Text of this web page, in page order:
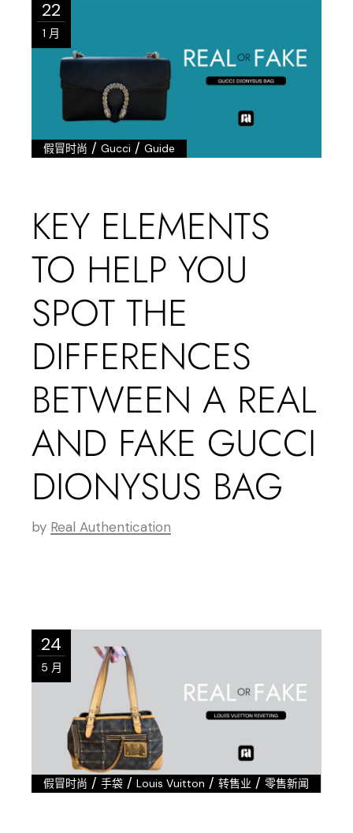
22
1 月
假冒时尚 /Gucci /Guide
KEY ELEMENTS
TO HELP YOU
SPOT THE
DIFFERENCES
BETWEEN A REAL
AND FAKE GUCCI
DIONYSUS BAG
by Real Authentication
24
5 月
假冒时尚 /手袋 /Louis Vuitton /转售业 /零售新闻